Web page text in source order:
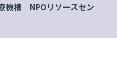
機構 NPOリソースセン